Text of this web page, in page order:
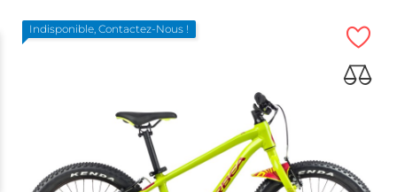
Indisponible, Contactez-Nous !